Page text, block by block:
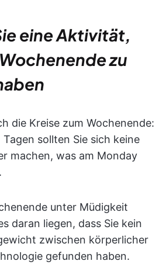
eine Aktivität,
zu
die Kreise zum Wochenende:
sollten Sie sich keine
machen, was am Monday
unter Müdigkeit
daran liegen, dass Sie kein
zwischen körperlicher
gefunden haben.